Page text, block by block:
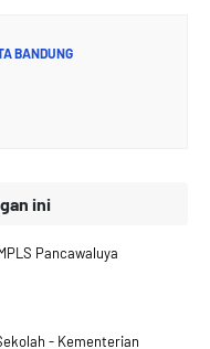
BANDUNG
ini
Pancawaluya
- Kementerian